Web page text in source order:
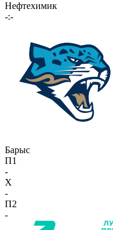
Нефтехимик
-:-
Барыс
П1
-
X
-
П2
-